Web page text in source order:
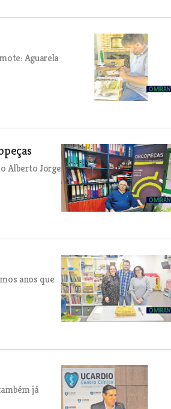
Aguarela
Alberto Jorge
anos que
já